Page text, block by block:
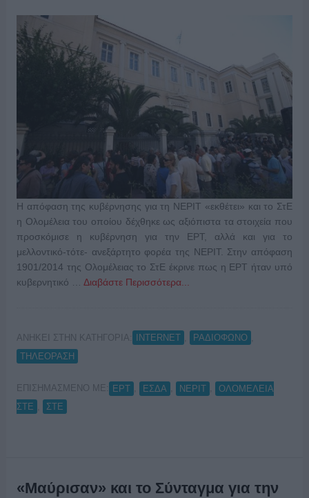
Η απόφαση της κυβέρνησης για τη ΝΕΡΙΤ «εκθέτει» και το ΣτΕ
η Ολομέλεια του οποίου δέχθηκε ως αξιόπιστα τα στοιχεία που
προσκόμισε η κυβέρνηση για την ΕΡΤ, αλλά και για το
μελλοντικό-τότε- ανεξάρτητο φορέα της ΝΕΡΙΤ. Στην απόφαση
1901/2014 της Ολομέλειας το ΣτΕ έκρινε πως η ΕΡΤ ήταν υπό
κυβερνητικό … Διαβάστε Περισσότερα...
ΑΝΗΚΕΙ ΣΤΗΝ ΚΑΤΗΓΟΡΙΑ: INTERNET ΡΑΔΙΟΦΩΝΟ
ΤΗΛΕΟΡΑΣΗ
ΕΠΙΣΗΜΑΣΜΕΝΟ ΜΕ: ΕΡΤ ΕΣΔΑ ΝΕΡΙΤ
ΟΛΟΜΕΛΕΙΑ
ΣΤΕ
ΣΤΕ
«Μαύρισαν» και το Σύνταγμα για την